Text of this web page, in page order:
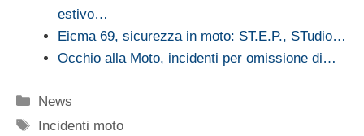
estivo…
Eicma 69, sicurezza in moto: ST.E.P., STudio…
Occhio alla Moto, incidenti per omissione di…
Categorie
News
Tag
Incidenti moto